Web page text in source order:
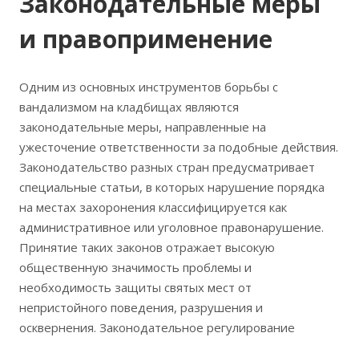
и правоприменение
Одним из основных инструментов борьбы с
вандализмом на кладбищах являются
законодательные меры, направленные на
ужесточение ответственности за подобные действия.
Законодательство разных стран предусматривает
специальные статьи, в которых нарушение порядка
на местах захоронения классифицируется как
административное или уголовное правонарушение.
Принятие таких законов отражает высокую
общественную значимость проблемы и
необходимость защиты святых мест от
непристойного поведения, разрушения и
осквернения. Законодательное регулирование